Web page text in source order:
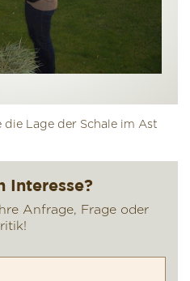
die Lage der Schale im Ast